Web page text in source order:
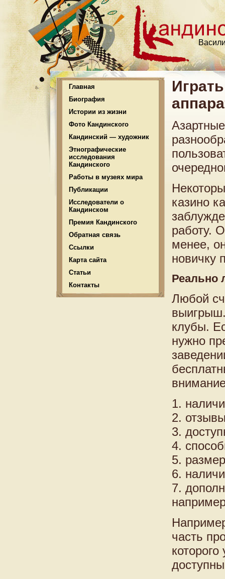
Главная
Биография
Истории из жизни
Фото Кандинского
Кандинский — художник
Этнографические
исследования
Кандинского
Работы в музеях мира
Публикации
Исследователи о
Кандинском
Премия Кандинского
Обратная связь
Ссылки
Карта сайта
Статьи
Контакты
казино
работу.
менее,
новичку
Реально
Любой
клубы.
нужно
1.
2.
3.
4.
5.
6.
7.
часть